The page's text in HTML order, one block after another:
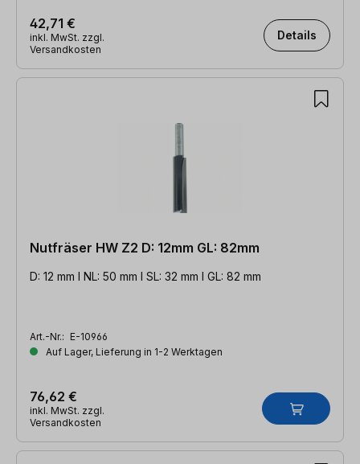
42,71 €
inkl. MwSt. zzgl.
Versandkosten
Details
Nutfräser HW Z2 D: 12mm GL: 82mm
D: 12 mm l NL: 50 mm l SL: 32 mm l GL: 82 mm
Art.-Nr.: E-10966
Auf Lager, Lieferung in 1-2 Werktagen
76,62 €
inkl. MwSt. zzgl.
Versandkosten